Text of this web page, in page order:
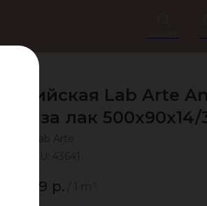
Lab Arte
лак 500х90х14/
6 779 р.